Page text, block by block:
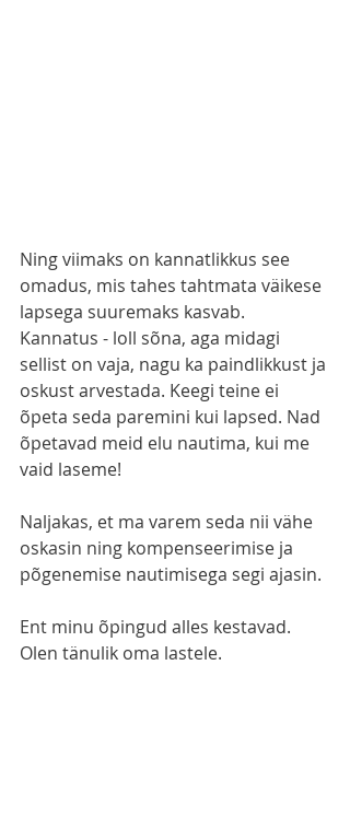
Ning viimaks on kannatlikkus see
omadus, mis tahes tahtmata väikese
lapsega suuremaks kasvab.
Kannatus - loll sõna, aga midagi
sellist on vaja, nagu ka paindlikkust ja
oskust arvestada. Keegi teine ei
õpeta seda paremini kui lapsed. Nad
õpetavad meid elu nautima, kui me
vaid laseme!
Naljakas, et ma varem seda nii vähe
oskasin ning kompenseerimise ja
põgenemise nautimisega segi ajasin.
Ent minu õpingud alles kestavad.
Olen tänulik oma lastele.